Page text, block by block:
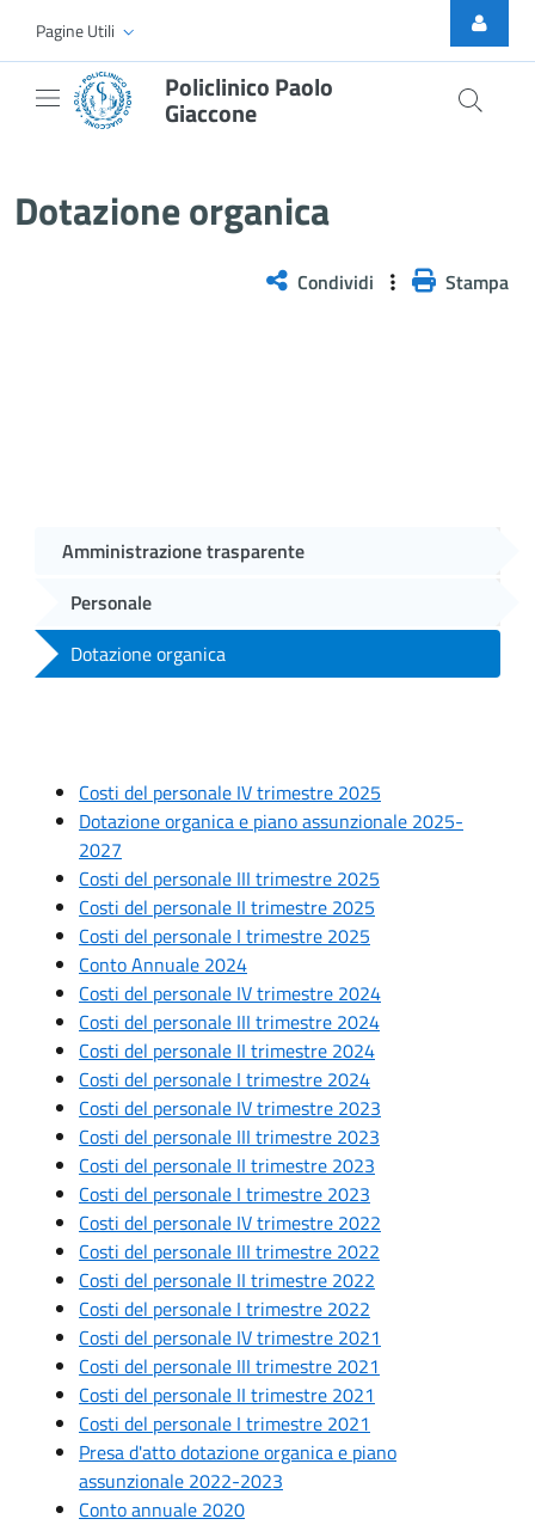
Skip to Main Content
Pagine Utili
Policlinico Paolo
Giaccone
Dotazione organica
Condividi Stampa
Amministrazione trasparente
Personale
Dotazione organica
Costi del personale IV trimestre 2025
Dotazione organica e piano assunzionale 2025-
2027
Costi del personale III trimestre 2025
Costi del personale II trimestre 2025
Costi del personale I trimestre 2025
Conto Annuale 2024
Costi del personale IV trimestre 2024
Costi del personale III trimestre 2024
Costi del personale II trimestre 2024
Costi del personale I trimestre 2024
Costi del personale IV trimestre 2023
Costi del personale III trimestre 2023
Costi del personale II trimestre 2023
Costi del personale I trimestre 2023
Costi del personale IV trimestre 2022
Costi del personale III trimestre 2022
Costi del personale II trimestre 2022
Costi del personale I trimestre 2022
Costi del personale IV trimestre 2021
Costi del personale III trimestre 2021
Costi del personale II trimestre 2021
Costi del personale I trimestre 2021
Presa d'atto dotazione organica e piano
assunzionale 2022-2023
Conto annuale 2020